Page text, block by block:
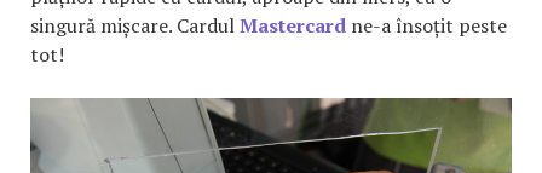
singură mișcare. CardulMastercard ne-a însoțit peste
tot!